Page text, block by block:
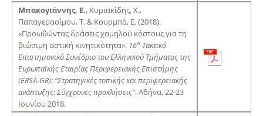
Μπακογιάννης, Ε., Κυριακίδης, Χ.,
Παπαγερασίμου, Τ. & Κουρμπά, Ε. (2018).
«Προωθώντας δράσεις χαμηλού κόστους για τη
βιώσιμη αστική κινητικότητα». 16ο Τακτικό
Επιστημονικό Συνέδριο του Ελληνικού Τμήματος της
Ευρωπαϊκής Εταιρίας Περιφερειακής Επιστήμης
(ERSA-GR): “Στρατηγικές τοπικής και περιφερειακής
ανάπτυξης: Σύγχρονες προκλήσεις”. Αθήνα, 22-23
Ιουνίου 2018.